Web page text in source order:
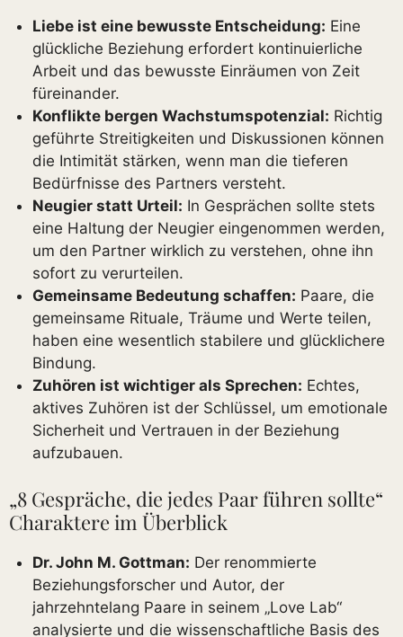
Liebe ist eine bewusste Entscheidung: Eine
glückliche Beziehung erfordert kontinuierliche
Arbeit und das bewusste Einräumen von Zeit
füreinander.
Konflikte bergen Wachstumspotenzial: Richtig
geführte Streitigkeiten und Diskussionen können
die Intimität stärken, wenn man die tieferen
Bedürfnisse des Partners versteht.
Neugier statt Urteil: In Gesprächen sollte stets
eine Haltung der Neugier eingenommen werden,
um den Partner wirklich zu verstehen, ohne ihn
sofort zu verurteilen.
Gemeinsame Bedeutung schaffen: Paare, die
gemeinsame Rituale, Träume und Werte teilen,
haben eine wesentlich stabilere und glücklichere
Bindung.
Zuhören ist wichtiger als Sprechen: Echtes,
aktives Zuhören ist der Schlüssel, um emotionale
Sicherheit und Vertrauen in der Beziehung
aufzubauen.
„8 Gespräche, die jedes Paar führen sollte“
Charaktere im Überblick
Dr. John M. Gottman: Der renommierte
Beziehungsforscher und Autor, der
jahrzehntelang Paare in seinem „Love Lab“
analysierte und die wissenschaftliche Basis des